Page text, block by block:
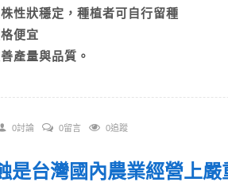
性狀穩定，種植者可自行留種
便宜
產量與品質。
0討論 0留言 0追蹤
是台灣國內農業經營上